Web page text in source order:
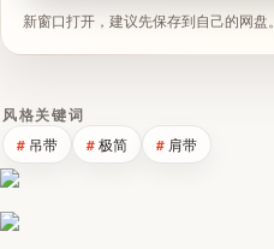
新窗口打开，建议先保存到自己的网盘。
风格关键词
吊带 极简 肩带